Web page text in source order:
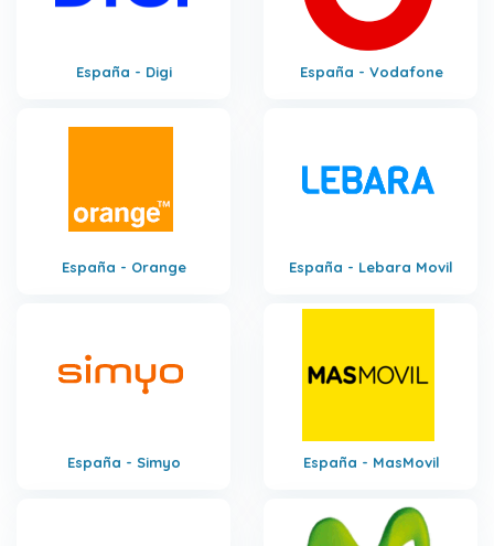
España - Digi España - Vodafone
España - Orange España - Lebara Movil
España - Simyo España - MasMovil